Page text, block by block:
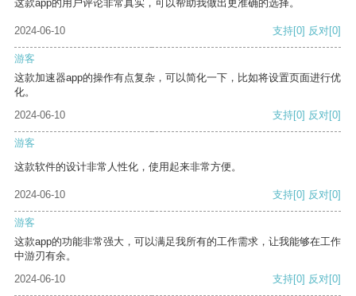
这款app的用户评论非常真实，可以帮助我做出更准确的选择。
2024-06-10 支持[0] 反对[0]
游客
这款加速器app的操作有点复杂，可以简化一下，比如将设置页面进行优
化。
2024-06-10
支持[0] 反对[0]
游客
这款软件的设计非常人性化，使用起来非常方便。
2024-06-10 支持[0] 反对[0]
游客
这款app的功能非常强大，可以满足我所有的工作需求，让我能够在工作
中游刃有余。
2024-06-10
支持[0] 反对[0]